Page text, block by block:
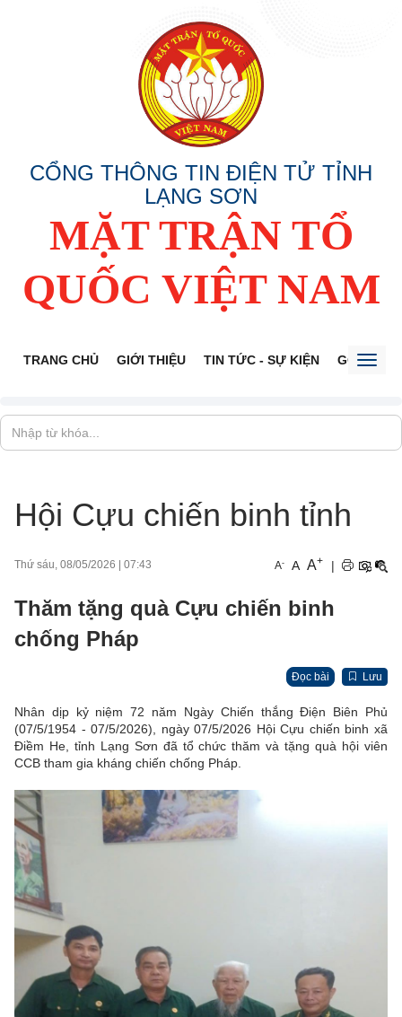
CỔNG THÔNG TIN ĐIỆN TỬ TỈNH
LẠNG SƠN
MẶT TRẬN TỔ
QUỐC VIỆT NAM
TRANG CHỦ GIỚI THIỆU TIN TỨC - SỰ KIỆN GÓP Ý
Hội Cựu chiến binh tỉnh
Thứ sáu, 08/05/2026 07:43 A- A A+ |
Thăm tặng quà Cựu chiến binh
chống Pháp
Đọc bài Lưu
Nhân dịp kỷ niệm 72 năm Ngày Chiến thắng Điện Biên Phủ
(07/5/1954 - 07/5/2026), ngày 07/5/2026 Hội Cựu chiến binh xã
Điềm He, tỉnh Lạng Sơn đã tổ chức thăm và tặng quà hội viên
CCB tham gia kháng chiến chống Pháp.